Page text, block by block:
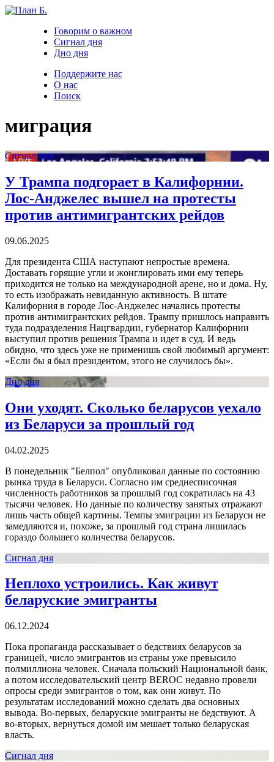
Говорим о важном
Сигнал дня
Дно дня
Поддержите нас
О нас
Поиск
миграция
Сигнал дня
У Трампа подгорает в Калифорнии.
Лос-Анджелес вышел на протесты
против антимигрантских рейдов
09.06.2025
Для президента США наступают непростые времена.
Доставать горящие угли и жонглировать ими ему теперь
приходится не только на международной арене, но и дома. Ну,
то есть изображать невиданную активность. В штате
Калифорния в городе Лос-Анджелес начались протесты
против антимигрантских рейдов. Трампу пришлось направить
туда подразделения Нацгвардии, губернатор Калифорнии
выступил против решения Трампа и идет в суд. И ведь
обидно, что здесь уже не применишь свой любимый аргумент:
«Если бы я был президентом, этого не случилось бы».
Дно дня
Они уходят. Сколько беларусов уехало
из Беларуси за прошлый год
04.02.2025
В понедельник "Белпол" опубликовал данные по состоянию
рынка труда в Беларуси. Согласно им среднесписочная
численность работников за прошлый год сократилась на 43
тысячи человек. Но данные по количеству занятых отражают
лишь часть общей картины. Темпы эмиграции из Беларуси не
замедляются и, похоже, за прошлый год страна лишилась
гораздо большего количества беларусов.
Сигнал дня
Неплохо устроились. Как живут
беларуские эмигранты
06.12.2024
Пока пропаганда рассказывает о бедствиях беларусов за
границей, число эмигрантов из страны уже превысило
полмиллиона человек. Сначала польский Национальной банк,
а потом исследовательский центр BEROC недавно провели
опросы среди эмигрантов о том, как они живут. По
результатам исследований можно сделать два основных
вывода. Во-первых, беларуские эмигранты не бедствуют. А
во-вторых, вернуться домой им мешает только беларуская
власть.
Сигнал дня